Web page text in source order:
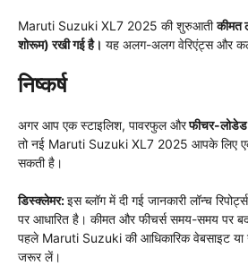
Maruti Suzuki XL7 2025 की शुरुआतीकीमत
शोरूम) रखी गई है। यह अलग-अलग वेरिएंट्स और
निष्कर्ष
अगर आप एक स्टाइलिश, पावरफुल औरफीचर-लोडेड
तो नई Maruti Suzuki XL7 2025 आपके लिए एक
सकती है।
डिस्क्लेमर:इस ब्लॉग में दी गई जानकारी लॉन्च
पर आधारित है। कीमत और फीचर्स समय-समय पर
पहले Maruti Suzuki की आधिकारिक वेबसाइट या
जरूर लें।